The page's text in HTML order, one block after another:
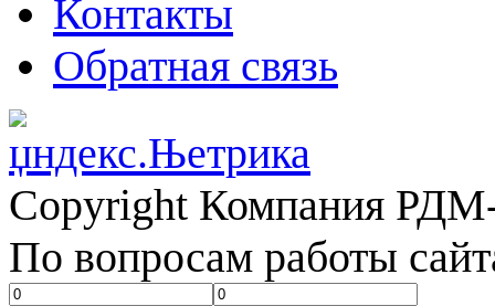
Контакты
Обратная связь
Copyright Компания
По вопросам работы